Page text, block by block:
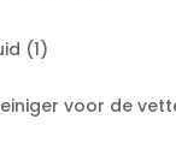
(1)
voor de